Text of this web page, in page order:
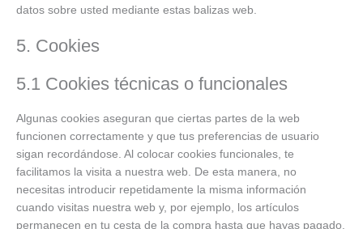
datos sobre usted mediante estas balizas web.
5. Cookies
5.1 Cookies técnicas o funcionales
Algunas cookies aseguran que ciertas partes de la web
funcionen correctamente y que tus preferencias de usuario
sigan recordándose. Al colocar cookies funcionales, te
facilitamos la visita a nuestra web. De esta manera, no
necesitas introducir repetidamente la misma información
cuando visitas nuestra web y, por ejemplo, los artículos
permanecen en tu cesta de la compra hasta que hayas pagado.